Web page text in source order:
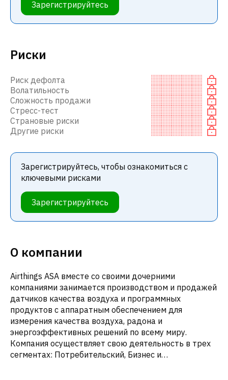
Риски
Риск дефолта
Волатильность
Сложность продажи
Стресс-тест
Страновые риски
Другие риски
Зарегистрируйтесь, чтобы ознакомиться с
ключевыми рисками
Зарегистрируйтесь
О компании
Airthings ASA вместе со своими дочерними
компаниями занимается производством и продажей
датчиков качества воздуха и программных
продуктов с аппаратным обеспечением для
измерения качества воздуха, радона и
энергоэффективных решений по всему миру.
Компания осуществляет свою деятельность в трех
сегментах: Потребительский, Бизнес и
Зарегистрируйтесь